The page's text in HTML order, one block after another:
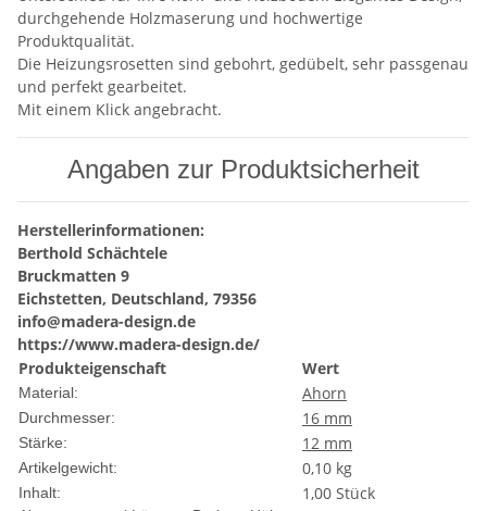
durchgehende Holzmaserung und hochwertige
Produktqualität.
Die Heizungsrosetten sind gebohrt, gedübelt, sehr passgenau
und perfekt gearbeitet.
Mit einem Klick angebracht.
Angaben zur Produktsicherheit
Herstellerinformationen:
Berthold Schächtele
Bruckmatten 9
Eichstetten, Deutschland, 79356
info@madera-design.de
https://www.madera-design.de/
Produkteigenschaft
Wert
Material: Ahorn
Durchmesser: 16 mm
Stärke: 12 mm
Artikelgewicht: 0,10 kg
Inhalt: 1,00 Stück